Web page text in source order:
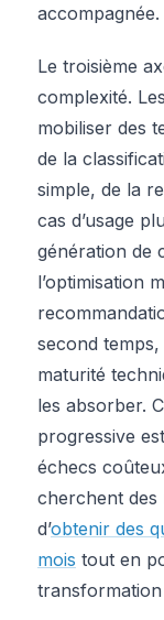
accompagnée.
Le troisième
complexité.
mobiliser des
de la
simple, de la
cas d’usage
génération de
l’optimisation
second temps,
maturité
les absorber.
progressive
échecs
cherchent des
d’obtenir des
mois tout en